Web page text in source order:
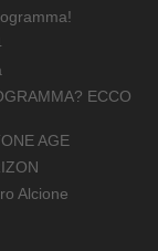
ECCO
AGE
Alcione